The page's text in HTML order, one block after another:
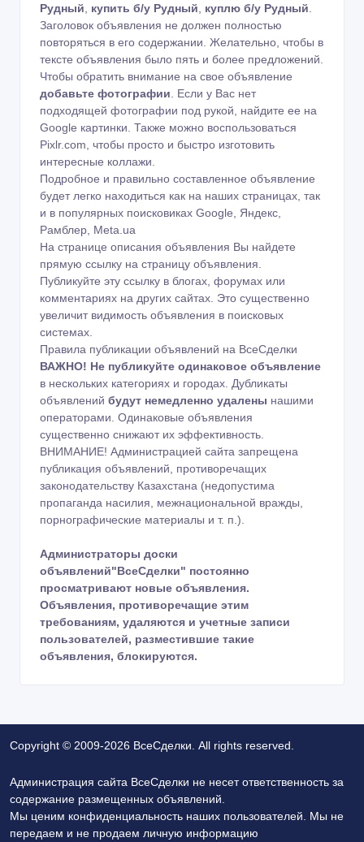
Рудный
купить б/у Рудный куплю б/у Рудный
Заголовок объявления не должен полностью
повторяться в его содержании. Желательно, чтобы в
тексте объявления было пять и более предложений.
Чтобы обратить внимание на свое объявление
добавьте фотографии . Если у Вас нет
подходящей фотографии под рукой, найдите ее на
Google картинки . Также можно воспользоваться
Pixlr.com , чтобы просто и быстро изготовить
интересные коллажи.
Подробное и правильно составленное объявление
будет легко находиться как на наших страницах, так
и в популярных поисковиках Google, Яндекс,
Рамблер, Meta.ua
На странице описания объявления Вы найдете
прямую ссылку на страницу объявления.
Публикуйте эту ссылку в блогах, форумах или
комментариях на других сайтах. Это существенно
увеличит видимость объявления в поисковых
системах.
Правила публикации объявлений на ВсеСделки
ВАЖНО! Не публикуйте одинаковое объявление
в нескольких категориях и городах. Дубликаты
объявлений будут немедленно удалены нашими
операторами. Одинаковые объявления
существенно снижают их эффективность.
ВНИМАНИЕ! Администрацией сайта запрещена
публикация объявлений, противоречащих
законодательству Казахстана (недопустима
пропаганда насилия, межнациональной вражды,
порнографические материалы и т. п.).
Администраторы доски
объявлений"ВсеСделки" постоянно
просматривают новые объявления.
Объявления, противоречащие этим
требованиям, удаляются и учетные записи
пользователей, разместившие такие
объявления, блокируются.
Copyright © 2009-2026 ВсеСделки. All rights reserved.
Администрация сайта ВсеСделки не несет ответственность за
содержание размещенных объявлений.
Мы ценим конфиденциальность наших пользователей. Мы не
передаем и не продаем личную информацию